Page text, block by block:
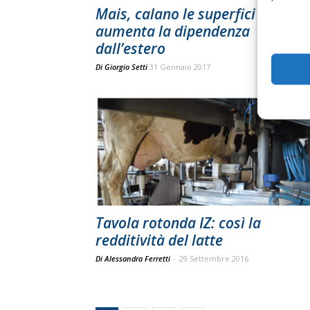
Mais, calano le superfici e
aumenta la dipendenza
dall’estero
Di Giorgio Setti 31 Gennaio 2017
Tavola rotonda IZ: così la
redditività del latte
Di Alessandra Ferretti - 29 Settembre 2016